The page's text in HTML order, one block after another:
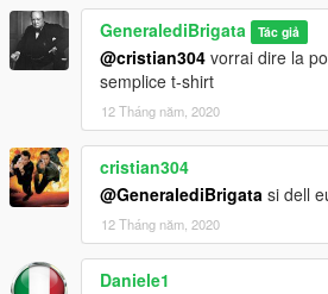
GeneralediBrigata Tác giả
@cristian304 vorrai dire la
semplice t-shirt
12 Tháng năm, 2020
cristian304
@GeneralediBrigata si dell
12 Tháng năm, 2020
Daniele1